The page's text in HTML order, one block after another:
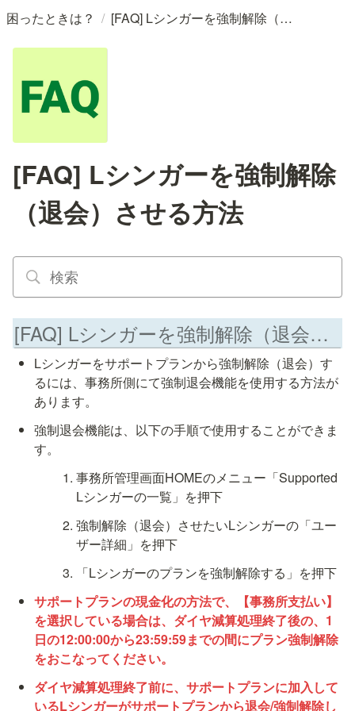
困ったときは？ / [FAQ] Lシンガーを強制解除（退会）させる方法
[FAQ] Lシンガーを強制解除
（退会）させる方法
[FAQ] Lシンガーを強制解除（退会）させる方法
Lシンガーをサポートプランから強制解除（退会）す
るには、事務所側にて強制退会機能を使用する方法が
あります。
強制退会機能は、以下の手順で使用することができま
す。
事務所管理画面HOMEのメニュー「Supported
Lシンガーの一覧」を押下
強制解除（退会）させたいLシンガーの「ユー
ザー詳細」を押下
「Lシンガーのプランを強制解除する」を押下
サポートプランの現金化の方法で、【事務所支払い】
を選択している場合は、ダイヤ減算処理終了後の、1
日の12:00:00から23:59:59までの間にプラン強制解除
をおこなってください。
ダイヤ減算処理終了前に、サポートプランに加入して
いるLシンガーがサポートプランから退会/強制解除し